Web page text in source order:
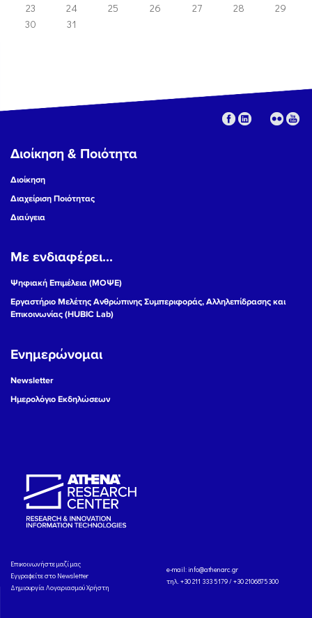
23
24 25 26 27 28
29
30
31
Διοίκηση & Ποιότητα
Διοίκηση
Διαχείριση Ποιότητας
Διαύγεια
Με ενδιαφέρει...
Ψηφιακή Επιμέλεια (ΜΟΨΕ)
Εργαστήριο Μελέτης Ανθρώπινης Συμπεριφοράς, Αλληλεπίδρασης και
Επικοινωνίας (HUBIC Lab)
Ενημερώνομαι
Newsletter
Ημερολόγιο Εκδηλώσεων
Eπικοινωνήστε μαζί μας
Εγγραφείτε στο Newsletter
Δημιουργία Λογαριασμού Χρήστη
e-mail: info@athenarc.gr
τηλ. +30 211 333 5179 / +30 2106875300